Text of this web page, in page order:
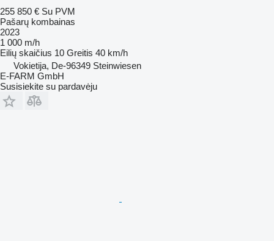
255 850 € Su PVM
Pašarų kombainas
2023
1 000 m/h
Eilių skaičius 10 Greitis 40 km/h
Vokietija, De-96349 Steinwiesen
E-FARM GmbH
Susisiekite su pardavėju